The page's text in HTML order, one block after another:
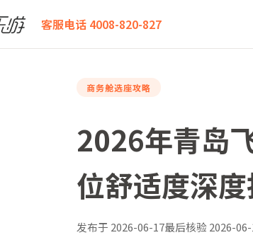
客服电话 4008-820-827
2026年青岛飞比利时商务舱怎么选：全程座位舒适度深度
商务舱选座攻略
2026年青岛
位舒适度深
发布于 2026-06-17最后核验2026-